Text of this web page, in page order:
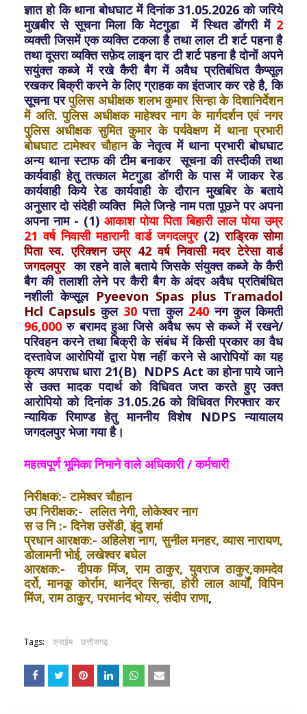
ज्ञात हो कि थाना बोधघाट में दिनांक 31.05.2026 को जरिये
मुखबीर से सूचना मिला कि मेटगुडा में स्थित डोंगरी में 2
व्यक्ती जिसमें एक व्यक्ति टकला है तथा लाल टी शर्ट पहना है
तथा दूसरा व्यक्ति सफ़ेद लाइन दार टी शर्ट पहना है दोनों अपने
सयुंक्त कब्जे में रखे कैरी बैग में अवैध प्रतिबंधित कैप्सूल
रखकर बिक्री करने के लिए ग्राहक का इंतजार कर रहे है, कि
सूचना परपुलिस अधीक्षक शलभ कुमार सिन्हा के दिशानिर्देशन
में अति. पुलिस अधीक्षक माहेश्वर नाग के मार्गदर्शन एवं नगर
पुलिस अधीक्षक सुमित कुमार के पर्यवेक्षण में थाना प्रभारी
बोधघाट टामेश्वर चौहानके नेतृत्व में थाना प्रभारी बोधघाट
अन्य थाना स्टाफ की टीम बनाकर सूचना की तस्दीकी तथा
कार्यवाही हेतु तत्काल मेटगुडा डोंगरी के पास में जाकर रेड
कार्यवाही किये रेड कार्यवाही के दौरान मुखबिर के बताये
अनुसार दो संदेही व्यक्ति मिले जिन्हे नाम पता पूछने पर अपना
अपना नाम - (1) आकाश पोया पिता बिहारी लाल पोया उम्र
21 वर्ष निवासी महारानी वार्ड जगदलपुर(2)राड्रिक सोमा
पिता स्व. एरिक्शन उम्र 42 वर्ष निवासी मदर टेरेसा वार्ड
जगदलपुरका रहने वाले बताये जिसके संयुक्त कब्जे के कैरी
बैग की तलाशी लेने पर कैरी बैग के अंदर अवैध प्रतिबंधित
नशीली केप्सूल Pyeevon Spas plus Tramadol
Hcl Capsuls कुल 30 पत्ता कुल 240नग कुल किमती
96,000 रु बरामद हुआ जिसे अवैध रूप से कब्जे में रखने/
परिवहन करने तथा बिक्री के संबंध में किसी प्रकार का वैध
दस्तावेज आरोपियों द्वारा पेश नहीं करने से आरोपियों का यह
कृत्य अपराध धारा 21(B) NDPS Act का होना पाये जाने
से उक्त मादक पदार्थ को विधिवत जप्त करते हुए उक्त
आरोपियो को दिनांक 31.05.26 को विधिवत गिरफ्तार कर
न्यायिक रिमाण्ड हेतु माननीय विशेष NDPS न्यायालय
जगदलपुर भेजा गया है।
महत्वपूर्ण भूमिका निभाने वाले अधिकारी / कर्मचारी
निरीक्षक:- टामेश्वर चौहान
उप निरीक्षक:- ललित नेगी, लोकेश्वर नाग
स उ नि :- दिनेश उसेंडी, इंदु शर्मा
प्रधान आरक्षक:- अहिलेश नाग, सुनील मनहर, व्यास नारायण,
डोलामनी भोई, लखेश्वर बघेल
आरक्षक:- दीपक मिंज, राम ठाकुर, युवराज ठाकुर,कामदेव
दर्रो, मानकू कोर्राम, थानेंद्र सिन्हा, होरी लाल आर्यों, विपिन
मिंज, राम ठाकुर, परमानंद भोयर, संदीप राणा,
Tags: क्राईम छत्तीसगढ़